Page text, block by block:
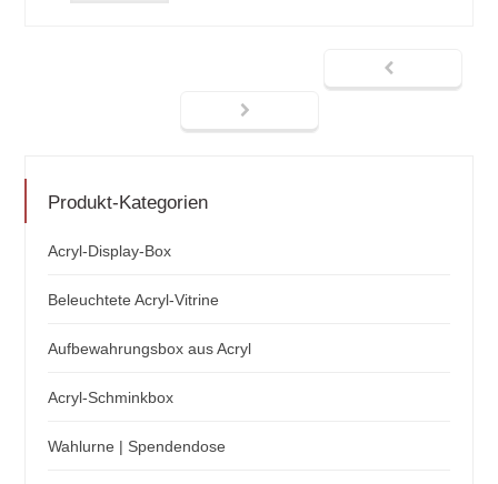
Produkt-Kategorien
Acryl-Display-Box
Beleuchtete Acryl-Vitrine
Aufbewahrungsbox aus Acryl
Acryl-Schminkbox
Wahlurne | Spendendose